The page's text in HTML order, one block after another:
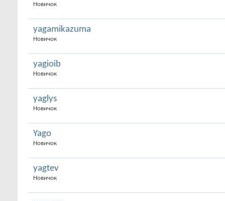
Новичок
yagamikazuma
Новичок
yagioib
Новичок
yaglys
Новичок
Yago
Новичок
yagtev
Новичок